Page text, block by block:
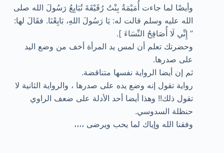
وأيضًا لما جاءت أُمَيْمَةُ بِنْتُ رُقَيْقَةَ تُبَايِعُ رَسُولَ الله صلى
الله عليه وسلم قالت له: يَا رَسُولَ اللهِ، بَايِعْنَا. فقَالَ لها:
” إِنِّي لَا أُصَافِحُ النِّسَاءَ ].
وحضرتك تعلم أن لمس يد المرأة أخف من وضع اليد
على صدرها.
ثم إن أيضا الرواية نفسها متناقضة.
رواية تقول إنه وضع يده على صدرها ، والرواية الثانية لا
تقول ذلك!! وهذا أيضا أحد الأدلة على ضعف الراوي
حنظلة السدوسي.
وفقنا الله وإياك لما يحب ويرضى ،،،،